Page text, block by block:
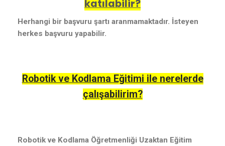
katılabilir?
Herhangi bir başvuru şartı aranmamaktadır. İsteyen
herkes başvuru yapabilir.
Robotik ve Kodlama Eğitimi ile nerelerde
çalışabilirim?
Robotik ve Kodlama Öğretmenliği Uzaktan Eğitim